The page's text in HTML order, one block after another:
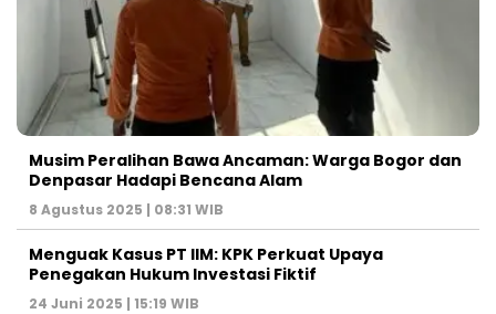
Musim Peralihan Bawa Ancaman: Warga Bogor dan
Denpasar Hadapi Bencana Alam
8 Agustus 2025 | 08:31 WIB
Menguak Kasus PT IIM: KPK Perkuat Upaya
Penegakan Hukum Investasi Fiktif
24 Juni 2025 | 15:19 WIB